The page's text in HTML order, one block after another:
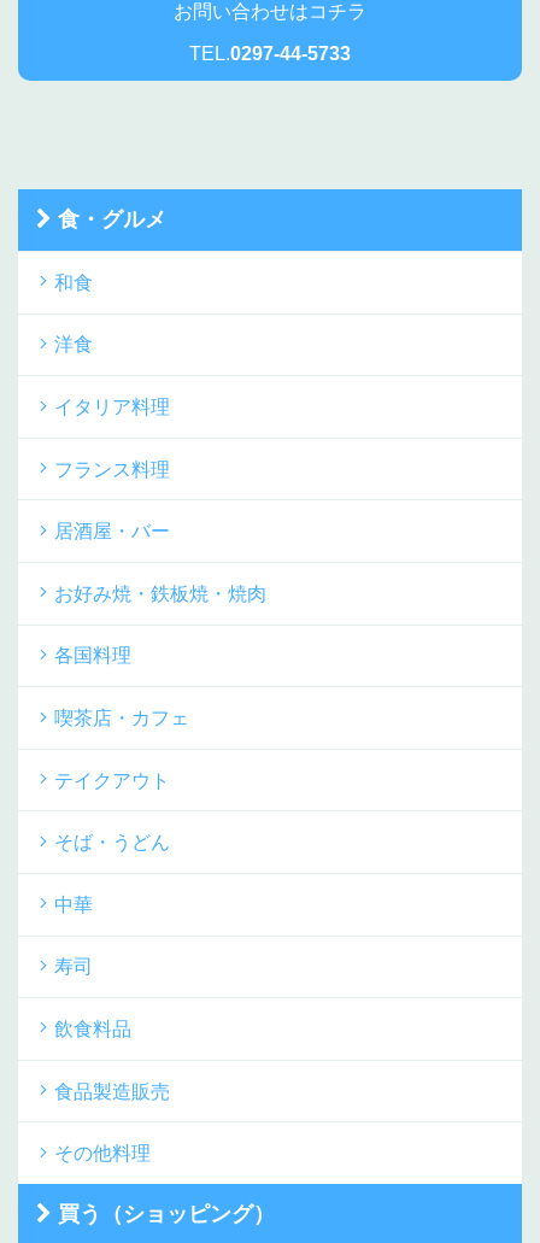
お問い合わせはコチラ
TEL.0297-44-5733
食・グルメ
和食
洋食
イタリア料理
フランス料理
居酒屋・バー
お好み焼・鉄板焼・焼肉
各国料理
喫茶店・カフェ
テイクアウト
そば・うどん
中華
寿司
飲食料品
食品製造販売
その他料理
買う（ショッピング）